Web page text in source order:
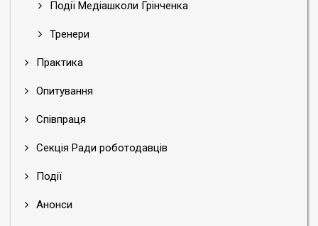
Події Медіашколи Грінченка
Тренери
Практика
Опитування
Співпраця
Секція Ради роботодавців
Події
Анонси